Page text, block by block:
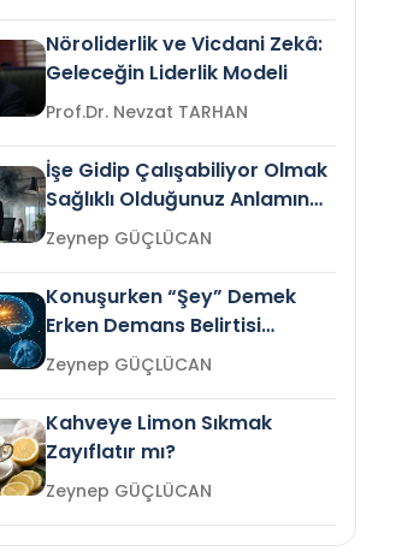
Nöroliderlik ve Vicdani Zekâ:
Geleceğin Liderlik Modeli
Prof.Dr. Nevzat TARHAN
İşe Gidip Çalışabiliyor Olmak
Sağlıklı Olduğunuz Anlamına
Gelir mi?Zeynep GÜÇLÜCAN
Konuşurken “Şey” Demek
Erken Demans Belirtisi
Olabilir mi?Zeynep GÜÇLÜCAN
Kahveye Limon Sıkmak
Zayıflatır mı?
Zeynep GÜÇLÜCAN